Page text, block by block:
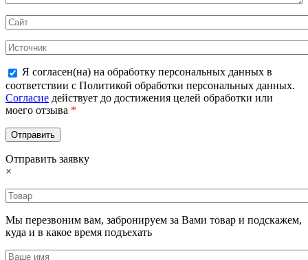
Я согласен(на) на обработку персональных данных в
соответствии с Политикой обработки персональных данных.
Согласие действует до достижения целей обработки или
моего отзыва *
Отправить заявку
×
Мы перезвоним вам, забронируем за Вами товар и подскажем,
куда и в какое время подъехать